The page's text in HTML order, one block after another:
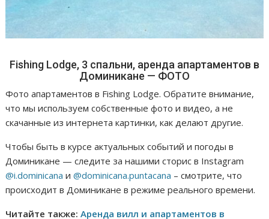
Fishing Lodge, 3 спальни, аренда апартаментов в
Доминикане — ФОТО
Фото апартаментов в Fishing Lodge. Обратите внимание,
что мы используем собственные фото и видео, а не
скачанные из интернета картинки, как делают другие.
Чтобы быть в курсе актуальных событий и погоды в
Доминикане — следите за нашими сторис в Instagram
@i.dominicana и@dominicana.puntacana – смотрите, что
происходит в Доминикане в режиме реального времени.
Читайте также:Аренда вилл и апартаментов в